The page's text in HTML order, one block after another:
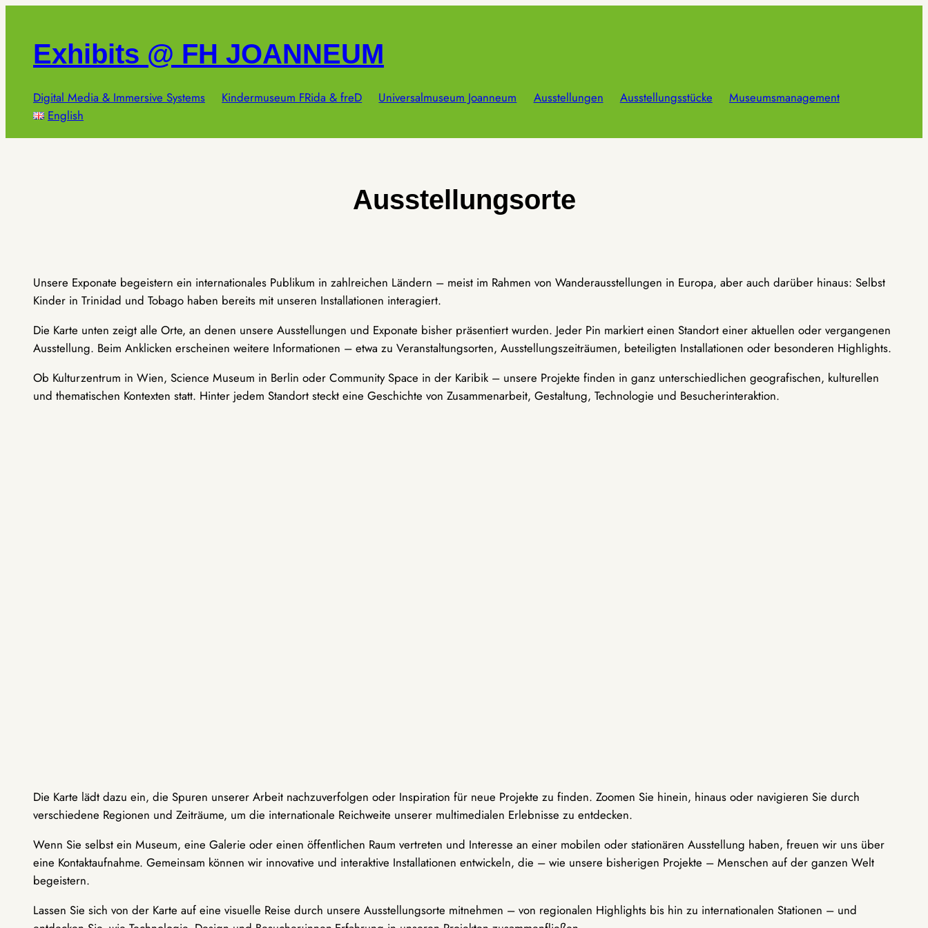
springenExhibits @ FH JOANNEUM
Digital Media & Immersive Systems Kindermuseum FRida & freD Universalmuseum Joanneum Ausstellungen Ausstellungsstücke
Museumsmanagement
English
Ausstellungsorte
Unsere Exponate begeistern ein internationales Publikum in zahlreichen Ländern – meist im Rahmen von Wanderausstellungen in Europa, aber auch darüber hinaus: Selbst
Kinder in Trinidad und Tobago haben bereits mit unseren Installationen interagiert.
Die Karte unten zeigt alle Orte, an denen unsere Ausstellungen und Exponate bisher präsentiert wurden. Jeder Pin markiert einen Standort einer aktuellen oder vergangenen
Ausstellung. Beim Anklicken erscheinen weitere Informationen – etwa zu Veranstaltungsorten, Ausstellungszeiträumen, beteiligten Installationen oder besonderen Highlights.
Ob Kulturzentrum in Wien, Science Museum in Berlin oder Community Space in der Karibik – unsere Projekte finden in ganz unterschiedlichen geografischen, kulturellen
und thematischen Kontexten statt. Hinter jedem Standort steckt eine Geschichte von Zusammenarbeit, Gestaltung, Technologie und Besucherinteraktion.
Die Karte lädt dazu ein, die Spuren unserer Arbeit nachzuverfolgen oder Inspiration für neue Projekte zu finden. Zoomen Sie hinein, hinaus oder navigieren Sie durch
verschiedene Regionen und Zeiträume, um die internationale Reichweite unserer multimedialen Erlebnisse zu entdecken.
Wenn Sie selbst ein Museum, eine Galerie oder einen öffentlichen Raum vertreten und Interesse an einer mobilen oder stationären Ausstellung haben, freuen wir uns über
eine Kontaktaufnahme. Gemeinsam können wir innovative und interaktive Installationen entwickeln, die – wie unsere bisherigen Projekte – Menschen auf der ganzen Welt
begeistern.
Lassen Sie sich von der Karte auf eine visuelle Reise durch unsere Ausstellungsorte mitnehmen – von regionalen Highlights bis hin zu internationalen Stationen – und